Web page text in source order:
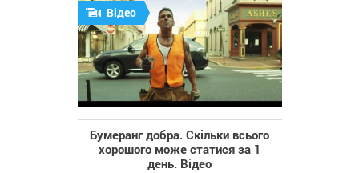
Відео
Бумеранг добра. Скільки всього
хорошого може статися за 1
день. Відео